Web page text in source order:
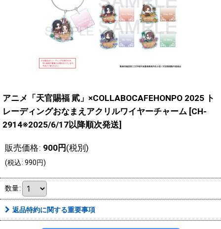
アニメ「天官賜福 貮」×COLLABOCAFEHONPO 2025 ト
レーディングおなまえアクリルワイヤーチャーム [CH-
2914※2025/6/17以降順次発送]
販売価格: 900円 (税別)
(税込: 990円)
数量:
返品特約に関する重要事項